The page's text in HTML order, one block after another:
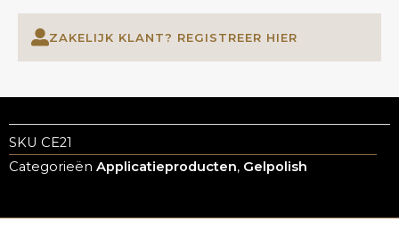
ZAKELIJK KLANT? REGISTREER HIER
SKU CE21
Categorieën Applicatieproducten, Gelpolish